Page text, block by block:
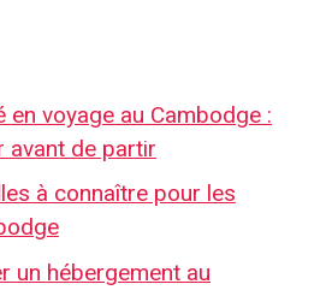
en voyage au Cambodge :
avant de partir
à connaître pour les
un hébergement au